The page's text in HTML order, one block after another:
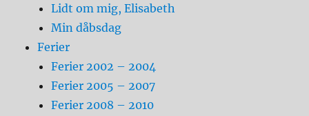
Lidt om mig, Elisabeth
Min dåbsdag
Ferier
Ferier 2002 – 2004
Ferier 2005 – 2007
Ferier 2008 – 2010